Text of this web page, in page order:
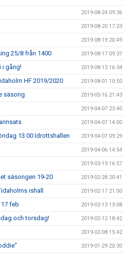
2019-08-24 09:36
2019-08-20 17:23
2019-08-19 20:49
25/8 från 1400 2019-08-17 09:37
i gång! 2019-08-13 16:34
HF 2019/2020 2019-08-01 10:50
säsong 2019-05-16 21:43
2019-04-07 23:40
2019-04-07 14:00
13:00 Idrottshallen 2019-04-07 09:29
2019-04-06 14:54
2019-03-19 16:57
säsongen 19-20 2019-02-28 20:41
ishall 2019-02-17 21:00
feb 2019-02-13 13:08
och torsdag! 2019-02-12 18:42
2019-02-08 15:42
2019-01-29 20:30